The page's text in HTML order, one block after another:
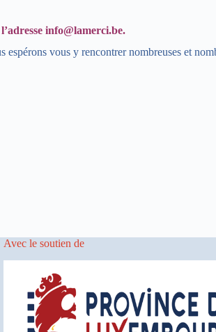
info@lamerci.be.
espérons vous y rencontrer nombreuses et
Avec le soutien de